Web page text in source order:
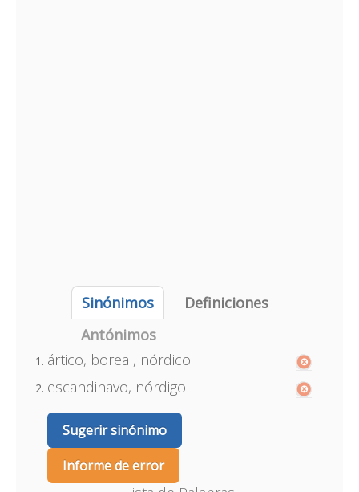
Sinónimos
Definiciones
Antónimos
ártico, boreal, nórdico
escandinavo, nórdigo
Sugerir sinónimo
Informe de error